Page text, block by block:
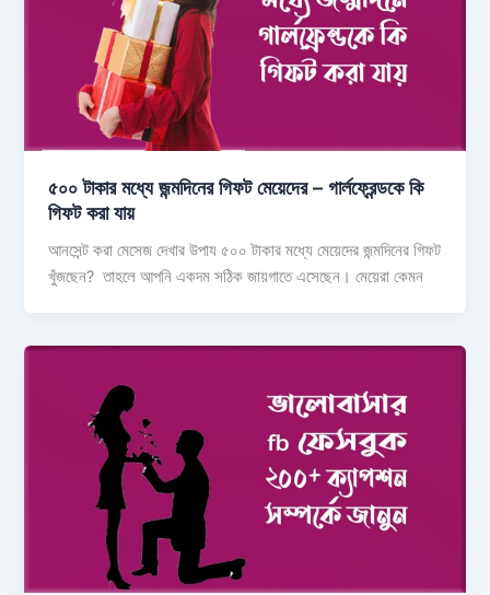
৫০০ টাকার মধ্যে জন্মদিনের গিফট মেয়েদের – গার্লফ্রেন্ডকে কি
গিফট করা যায়
আনসেন্ট করা মেসেজ দেখার উপায ৫০০ টাকার মধ্যে মেয়েদের জন্মদিনের গিফট
খুঁজছেন? তাহলে আপনি একদম সঠিক জায়গাতে এসেছেন। মেয়েরা কেমন